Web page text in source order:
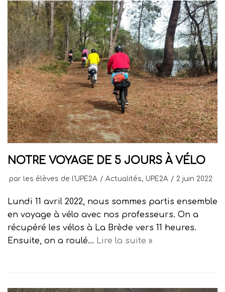
NOTRE VOYAGE DE 5 JOURS À VÉLO
par les élèves de l'UPE2A Actualités, UPE2A 2 juin 2022
Lundi 11 avril 2022, nous sommes partis ensemble
en voyage à vélo avec nos professeurs. On a
récupéré les vélos à La Brède vers 11 heures.
Ensuite, on a roulé… Lire la suite »